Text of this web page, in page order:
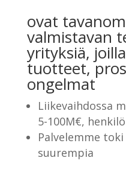
ovat
valmistavan
yrityksiä,
tuotteet,
ongelmat
Liikevaihdossa
5-100M€,
Palvelemme
suurempia